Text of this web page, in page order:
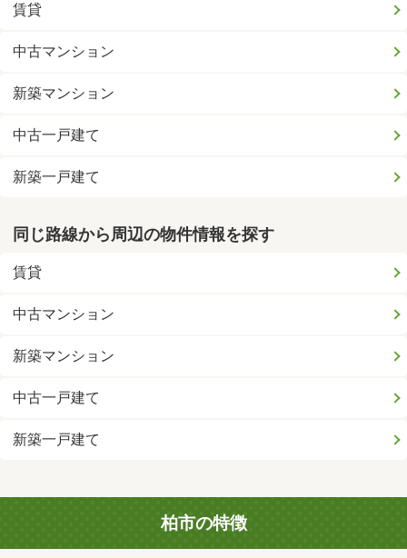
賃貸
中古マンション
新築マンション
中古一戸建て
新築一戸建て
同じ路線から周辺の物件情報を探す
賃貸
中古マンション
新築マンション
中古一戸建て
新築一戸建て
柏市の特徴